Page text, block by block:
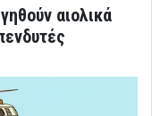
αιολικά